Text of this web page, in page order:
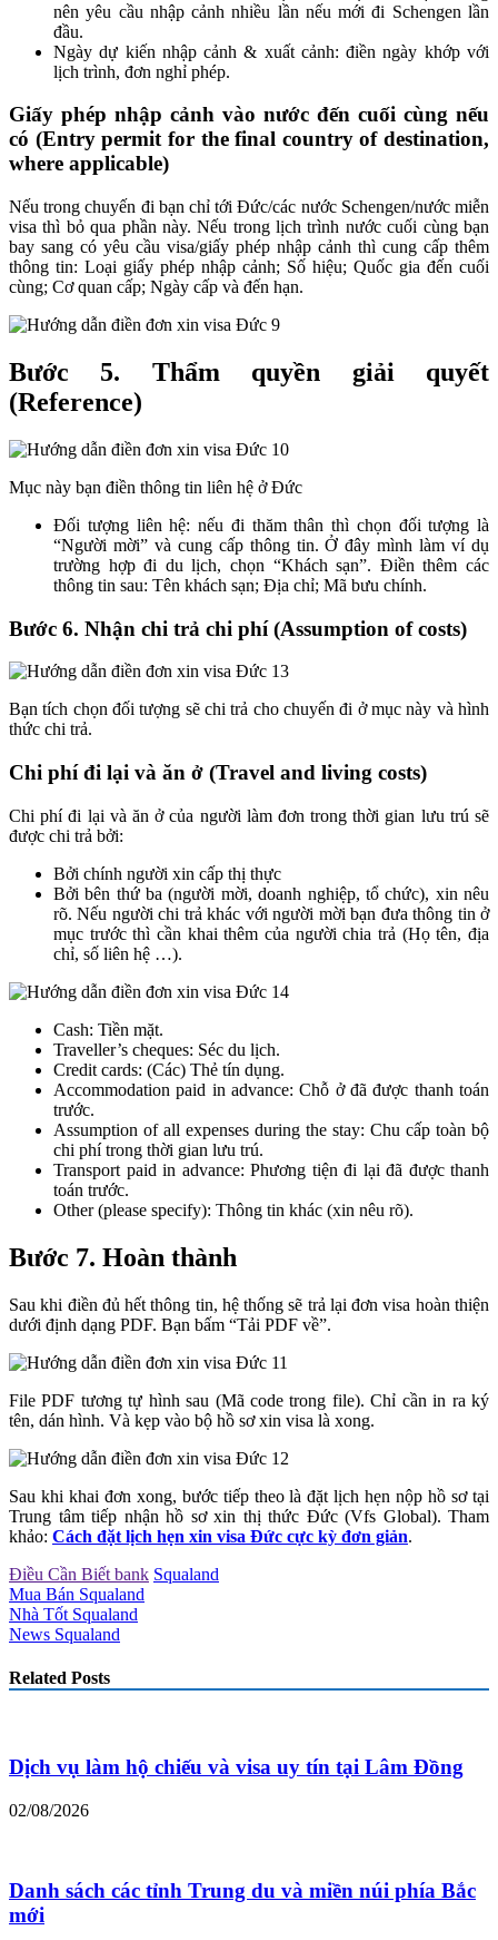
nên yêu cầu nhập cảnh nhiều lần nếu mới đi Schengen lần
đầu.
Ngày dự kiến nhập cảnh & xuất cảnh: điền ngày khớp với
lịch trình, đơn nghỉ phép.
Giấy phép nhập cảnh vào nước đến cuối cùng nếu
có (Entry permit for the final country of destination,
where applicable)
Nếu trong chuyến đi bạn chỉ tới Đức/các nước Schengen/nước miễn
visa thì bỏ qua phần này.Nếu trong lịch trình nước cuối cùng bạn
bay sang có yêu cầu visa/giấy phép nhập cảnh thì cung cấp thêm
thông tin: Loại giấy phép nhập cảnh; Số hiệu; Quốc gia đến cuối
cùng; Cơ quan cấp; Ngày cấp và đến hạn.
Bước 5. Thẩm quyền giải quyết
(Reference)
Mục này bạn điền thông tin liên hệ ở Đức
Đối tượng liên hệ: nếu đi thăm thân thì chọn đối tượng là
“Người mời” và cung cấp thông tin. Ở đây mình làm ví dụ
trường hợp đi du lịch, chọn “Khách sạn”. Điền thêm các
thông tin sau: Tên khách sạn; Địa chỉ; Mã bưu chính.
Bước 6. Nhận chi trả chi phí (Assumption of costs)
Bạn tích chọn đối tượng sẽ chi trả cho chuyến đi ở mục này và hình
thức chi trả.
Chi phí đi lại và ăn ở (Travel and living costs)
Chi phí đi lại và ăn ở của người làm đơn trong thời gian lưu trú sẽ
được chi trả bởi:
Bởi chính người xin cấp thị thực
Bởi bên thứ ba (người mời, doanh nghiệp, tổ chức), xin nêu
rõ. Nếu người chi trả khác với người mời bạn đưa thông tin ở
mục trước thì cần khai thêm của người chia trả (Họ tên, địa
chỉ, số liên hệ …).
Cash: Tiền mặt.
Traveller’s cheques: Séc du lịch.
Credit cards: (Các) Thẻ tín dụng.
Accommodation paid in advance: Chỗ ở đã được thanh toán
trước.
Assumption of all expenses during the stay: Chu cấp toàn bộ
chi phí trong thời gian lưu trú.
Transport paid in advance: Phương tiện đi lại đã được thanh
toán trước.
Other (please specify): Thông tin khác (xin nêu rõ).
Bước 7. Hoàn thành
Sau khi điền đủ hết thông tin, hệ thống sẽ trả lại đơn visa hoàn thiện
dưới định dạng PDF. Bạn bấm “Tải PDF về”.
File PDF tương tự hình sau (Mã code trong file). Chỉ cần in ra ký
tên, dán hình. Và kẹp vào bộ hồ sơ xin visa là xong.
Sau khi khai đơn xong, bước tiếp theo là đặt lịch hẹn nộp hồ sơ tại
Trung tâm tiếp nhận hồ sơ xin thị thức Đức (Vfs Global). Tham
khảo: Cách đặt lịch hẹn xin visa Đức cực kỳ đơn giản.
Điều Cần Biết bank Squaland
Mua Bán Squaland
Nhà Tốt Squaland
News Squaland
Related Posts
Dịch vụ làm hộ chiếu và visa uy tín tại Lâm Đồng
02/08/2026
Danh sách các tỉnh Trung du và miền núi phía Bắc
mới